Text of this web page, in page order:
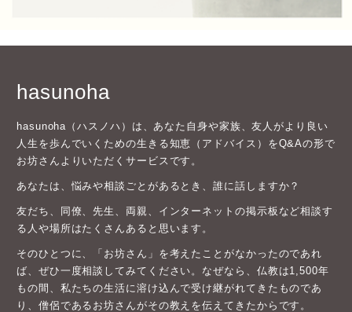
hasunoha
hasunoha（ハスノハ）は、あなた自身や家族、友人がより良い
人生を歩んでいくための生きる知恵（アドバイス）をQ&Aの形で
お坊さんよりいただくサービスです。
あなたは、悩みや相談ごとがあるとき、誰に話しますか？
友だち、同僚、先生、両親、インターネットの掲示板など相談す
る人や場所はたくさんあると思います。
そのひとつに、「お坊さん」を考えたことがなかったのであれ
ば、ぜひ一度相談してみてください。なぜなら、仏教は1,500年
もの間、私たちの生活に溶け込んで受け継がれてきたものであ
り、僧侶であるお坊さんがその教えを伝えてきたからです。